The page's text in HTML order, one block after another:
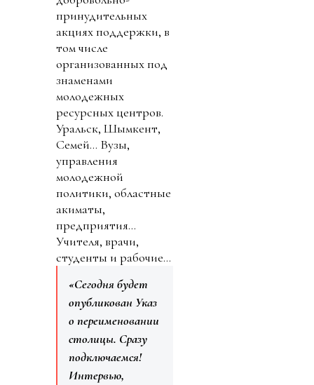
принудительных
акциях поддержки, в
том числе
организованных под
знаменами
молодежных
ресурсных центров.
Уральск, Шымкент,
Семей… Вузы,
управления
молодежной
политики, областные
акиматы,
предприятия…
Учителя, врачи,
студенты и рабочие…
«Сегодня будет
опубликован Указ
о переименовании
столицы. Сразу
подключаемся!
Интервью,